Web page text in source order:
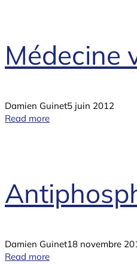
Médecine
Damien Guinet5 juin 2012
Read more
Damien Guinet18 novembre
Read more